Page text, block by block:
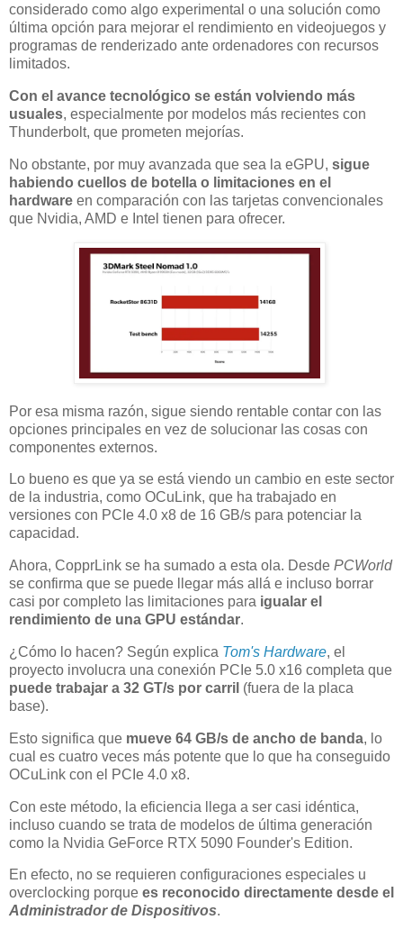
considerado como algo experimental o una solución como
última opción para mejorar el rendimiento en videojuegos y
programas de renderizado ante ordenadores con recursos
limitados.
Con el avance tecnológico se están volviendo más
usuales, especialmente por modelos más recientes con
Thunderbolt, que prometen mejorías.
No obstante, por muy avanzada que sea la eGPU, sigue
habiendo cuellos de botella o limitaciones en el
hardware en comparación con las tarjetas convencionales
que Nvidia, AMD e Intel tienen para ofrecer.
Por esa misma razón, sigue siendo rentable contar con las
opciones principales en vez de solucionar las cosas con
componentes externos.
Lo bueno es que ya se está viendo un cambio en este sector
de la industria, como OCuLink, que ha trabajado en
versiones con PCIe 4.0 x8 de 16 GB/s para potenciar la
capacidad.
Ahora, CopprLink se ha sumado a esta ola. Desde PCWorld
se confirma que se puede llegar más allá e incluso borrar
casi por completo las limitaciones para igualar el
rendimiento de una GPU estándar.
¿Cómo lo hacen? Según explica Tom's Hardware, el
proyecto involucra una conexión PCIe 5.0 x16 completa que
puede trabajar a 32 GT/s por carril (fuera de la placa
base).
Esto significa que mueve 64 GB/s de ancho de banda, lo
cual es cuatro veces más potente que lo que ha conseguido
OCuLink con el PCIe 4.0 x8.
Con este método, la eficiencia llega a ser casi idéntica,
incluso cuando se trata de modelos de última generación
como la Nvidia GeForce RTX 5090 Founder's Edition.
En efecto, no se requieren configuraciones especiales u
overclocking porque es reconocido directamente desde el
Administrador de Dispositivos.